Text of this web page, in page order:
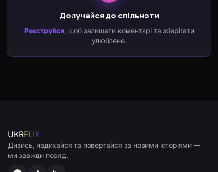
Долучайся до спільноти
Реєструйся, щоб залишати коментарі та зберігати
улюблене.
UKRFLIX
Дивись, надихайся та повертайся за новими історіями —
ми завжди поряд.